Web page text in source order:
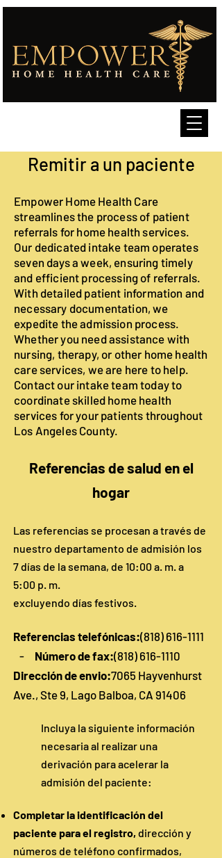
Remitir a un paciente
Empower Home Health Care
streamlines the process of patient
referrals for home health services.
Our dedicated intake team operates
seven days a week, ensuring timely
and efficient processing of referrals.
With detailed patient information and
necessary documentation, we
expedite the admission process.
Whether you need assistance with
nursing, therapy, or other home health
care services, we are here to help.
Contact our intake team today to
coordinate skilled home health
services for your patients throughout
Los Angeles County.
Referencias de salud en el
hogar
Las referencias se procesan a través de
nuestro departamento de admisión los
7 días de la semana, de 10:00 a. m. a
5:00 p. m.
excluyendo días festivos.
Referencias telefónicas:(818) 616-1111
- Número de fax:(818) 616-1110
Dirección de envio:7065 Hayvenhurst
Ave., Ste 9, Lago Balboa, CA 91406
Incluya la siguiente información
necesaria al realizar una
derivación para acelerar la
admisión del paciente:
Completar la identificación del
paciente para el registro, dirección y
números de teléfono confirmados,